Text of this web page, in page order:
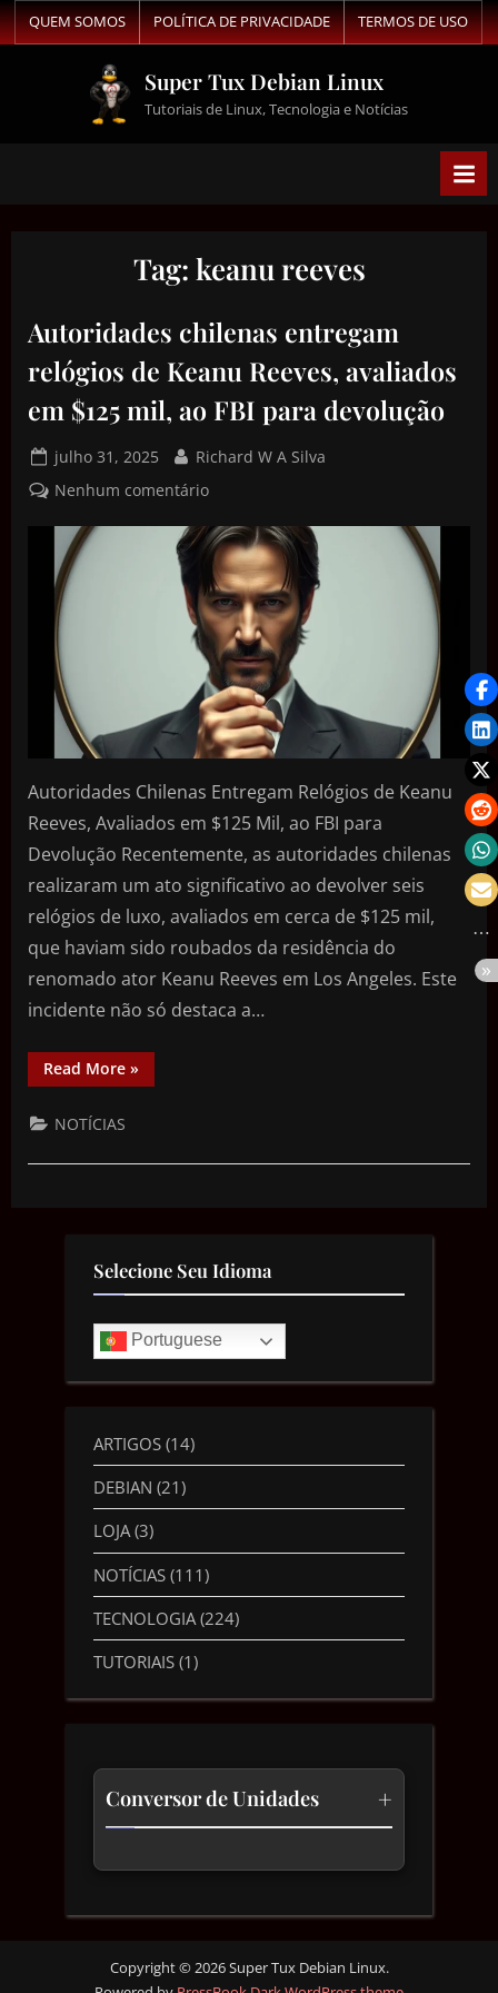
QUEM SOMOS POLÍTICA DE PRIVACIDADE TERMOS DE USO
Super Tux Debian Linux
Tutoriais de Linux, Tecnologia e Notícias
Tag: keanu reeves
Autoridades chilenas entregam
relógios de Keanu Reeves, avaliados
em $125 mil, ao FBI para devolução
julho 31, 2025
Richard W A Silva
Nenhum comentário
Autoridades Chilenas Entregam Relógios de Keanu
Reeves, Avaliados em $125 Mil, ao FBI para
Devolução Recentemente, as autoridades chilenas
realizaram um ato significativo ao devolver seis
relógios de luxo, avaliados em cerca de $125 mil,
que haviam sido roubados da residência do
renomado ator Keanu Reeves em Los Angeles. Este
incidente não só destaca a…
Read More »
NOTÍCIAS
Selecione Seu Idioma
Portuguese
ARTIGOS (14)
DEBIAN (21)
LOJA(3)
NOTÍCIAS (111)
TECNOLOGIA (224)
TUTORIAIS (1)
Conversor de Unidades +
Comprimento
Velocidade
Copyright © 2026 Super Tux Debian Linux.